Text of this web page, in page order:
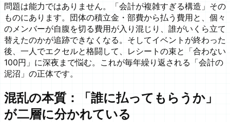
問題は能力ではありません。「会計が複雑すぎる構造」その
ものにあります。団体の積立金・部費から払う費用と、個々
のメンバーが自腹を切る費用が入り混じり、誰がいくら立て
替えたのかが追跡できなくなる。そしてイベントが終わった
後、一人でエクセルと格闘して、レシートの束と「合わない
100円」に深夜まで悩む。これが毎年繰り返される「会計の
泥沼」の正体です。
混乱の本質：「誰に払ってもらうか」
が二層に分かれている